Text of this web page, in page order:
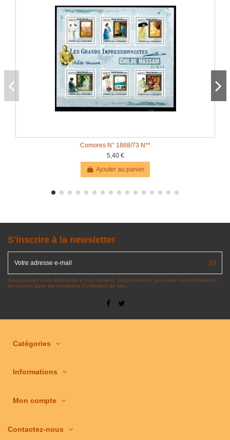
Comores N° 1868/73 N**
5,40 €
Ajouter au panier
S'inscrire à la newsletter
Vous pouvez vous désinscrire à tout moment. Vous trouverez pour cela nos informations
de contact dans les conditions d'utilisation du site.
Catégories
Informations
Mon compte
Contactez-nous